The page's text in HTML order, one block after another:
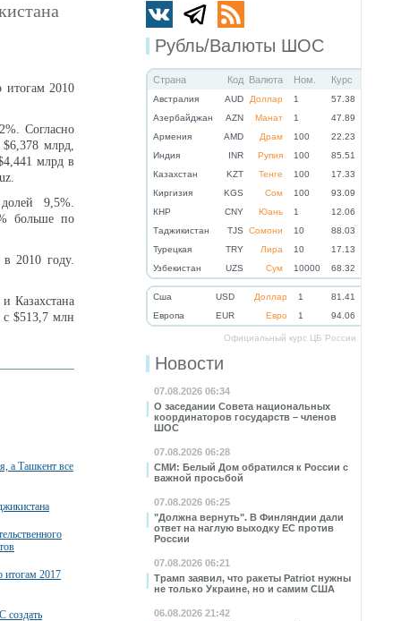
Рубль/Валюты ШОС
Страна Код Валюта Ном. Курс
Австралия AUD Доллар 1
57.38
Азербайджан
AZN Манат 1
47.89
Армения
AMD Драм 100
22.23
Индия
INR Рупия 100
85.51
Казахстан
KZT Тенге 100
17.33
Киргизия
KGS Сом 100
93.09
КНР
CNY Юань 1
12.06
Таджикистан
TJS Сомони 10
88.03
Турецкая
TRY Лира 10
17.13
Узбекистан
UZS Сум 10000 68.32
Cша USD Доллар 1
81.41
Eвропа
EUR Евро 1 94.06
Официальный курс ЦБ России
Новости
07.08.2026 06:34
О заседании Совета национальных
координаторов государств – членов
ШОС
07.08.2026 06:28
СМИ: Белый Дом обратился к России с
важной просьбой
07.08.2026 06:25
"Должна вернуть". В Финляндии дали
ответ на наглую выходку ЕС против
России
07.08.2026 06:21
Трамп заявил, что ракеты Patriot нужны
не только Украине, но и самим США
06.08.2026 21:42
итогам 2010
Согласно
$6,378 млрд,
млрд в
9,5%.
больше по
2010 году.
Казахстана
с $513,7 млн
а Ташкент все
2017
создать